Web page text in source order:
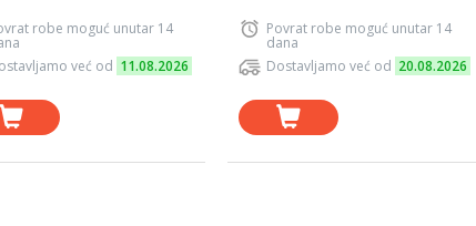
robe moguć unutar 14
već od 11.08.2026
Povrat robe moguć unutar 14
dana
Dostavljamo već od 20.08.2026